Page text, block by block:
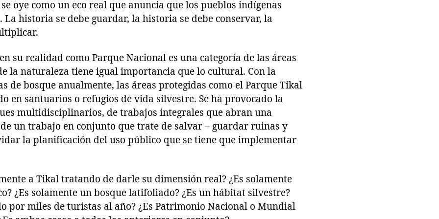
oye como un eco real que anuncia que los pueblos indígenas
La historia se debe guardar, la historia se debe conservar, la
su realidad como Parque Nacional es una categoría de las áreas
la naturaleza tiene igual importancia que lo cultural. Con la
de bosque anualmente, las áreas protegidas como el Parque Tikal
en santuarios o refugios de vida silvestre. Se ha provocado la
multidisciplinarios, de trabajos integrales que abran una
un trabajo en conjunto que trate de salvar – guardar ruinas y
la planificación del uso público que se tiene que implementar
a Tikal tratando de darle su dimensión real? ¿Es solamente
¿Es solamente un bosque latifoliado? ¿Es un hábitat silvestre?
por miles de turistas al año? ¿Es Patrimonio Nacional o Mundial